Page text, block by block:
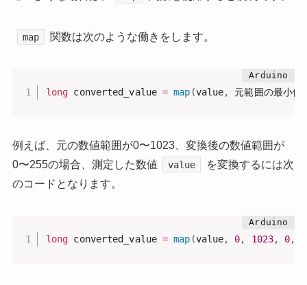
map 関数は次のような働きをします。
long converted_value = map (value, 元範囲の最小値
例えば、元の数値範囲が0〜1023、変換後の数値範囲が
0〜255の場合、測定した数値
value
を変換するには次
のコードとなります。
long converted_value = map (value, 0, 1023, 0,